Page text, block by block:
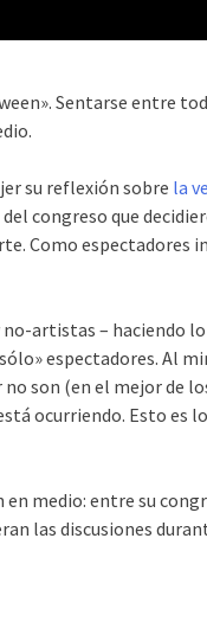
Sentarse entre
su reflexión sobre la
congreso que
Como espectadores
artistas – haciendo
espectadores. Al
son (en el mejor de
ocurriendo. Esto es
medio: entre su
las discusiones